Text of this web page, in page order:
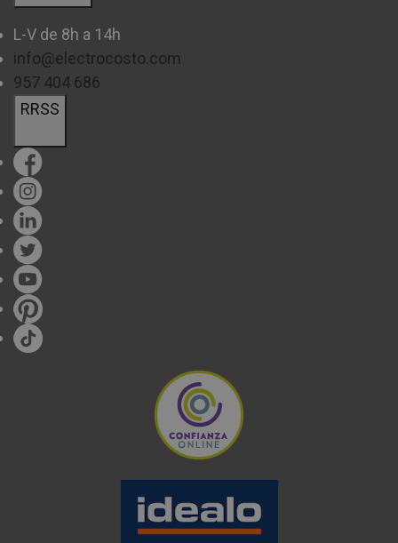
L-V de 8h a 14h
info@electrocosto.com
957 404 686
RRSS